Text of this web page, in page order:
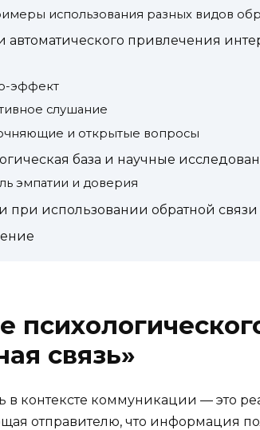
использования разных видов
автоматического привлечения
эффект
слушание
и открытые вопросы
база и научные
эмпатии и доверия
использовании обратной связи
связь»
в контексте коммуникации — это
отправителю, что информация